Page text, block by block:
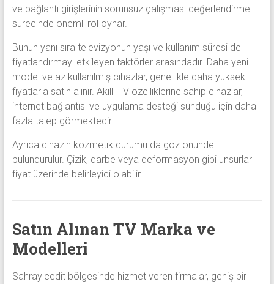
ve bağlantı girişlerinin sorunsuz çalışması değerlendirme
sürecinde önemli rol oynar.
Bunun yanı sıra televizyonun yaşı ve kullanım süresi de
fiyatlandırmayı etkileyen faktörler arasındadır. Daha yeni
model ve az kullanılmış cihazlar, genellikle daha yüksek
fiyatlarla satın alınır. Akıllı TV özelliklerine sahip cihazlar,
internet bağlantısı ve uygulama desteği sunduğu için daha
fazla talep görmektedir.
Ayrıca cihazın kozmetik durumu da göz önünde
bulundurulur. Çizik, darbe veya deformasyon gibi unsurlar
fiyat üzerinde belirleyici olabilir.
Satın Alınan TV Marka ve
Modelleri
Sahrayıcedit bölgesinde hizmet veren firmalar, geniş bir